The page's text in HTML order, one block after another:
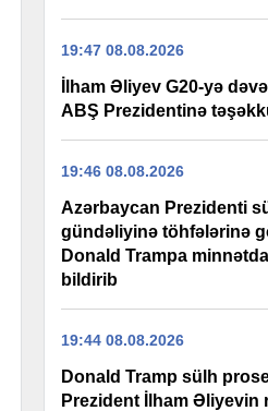
19:47 08.08.2026
İlham Əliyev G20-yə
ABŞ Prezidentinə
19:46 08.08.2026
Azərbaycan Prezidenti
gündəliyinə töhfələrinə
Donald Trampa
bildirib
19:44 08.08.2026
Donald Tramp sülh
Prezident İlham Əliyevin